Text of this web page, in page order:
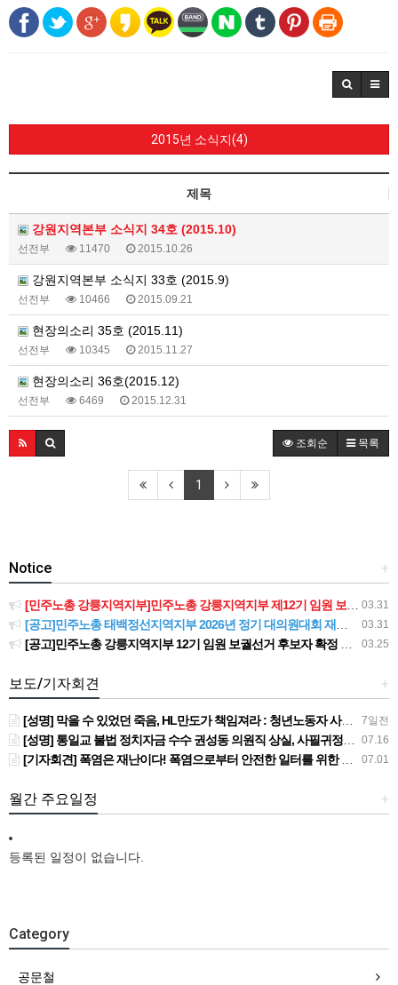
2015년 소식지(4)
제목
강원지역본부 소식지 34호 (2015.10)
선전부 11470 2015.10.26
강원지역본부 소식지 33호 (2015.9)
선전부 10466 2015.09.21
현장의소리 35호 (2015.11)
선전부 10345 2015.11.27
현장의소리 36호(2015.12)
선전부 6469 2015.12.31
조회순 목록
1
+
Notice
03.31
[민주노총 강릉지역지부]민주노총 강릉지역지부 제12기 임원 보궐선거결과 공고
03.31
[공고]민주노총 태백정선지역지부 2026년 정기 대의원대회 재소집 건
03.25
[공고]민주노총 강릉지역지부 12기 임원 보궐선거 후보자 확정 공고
+
보도/기자회견
7일전
[성명] 막을 수 있었던 죽음, HL만도가 책임져라 : 청년노동자 사망사고의 철저한 진상규명과 재발방지 대책 마련하라
07.16
[성명] 통일교 불법 정치자금 수수 권성동 의원직 상실, 사필귀정이다
07.01
[기자회견] 폭염은 재난이다! 폭염으로부터 안전한 일터를 위한 민주노총 강원지역본부 폭염감시단 선포 기자회견
+
월간 주요일정
등록된 일정이 없습니다.
Category
공문철